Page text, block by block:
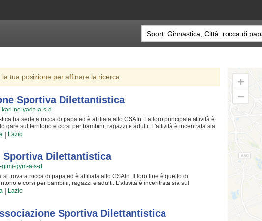
la tua posizione per affinare la ricerca
Sportiva Dilettantistica
kari-no-yado-a-s-d
ha sede a rocca di papa ed è affiliata allo CSAIn. La loro principale attività è
gare sul territorio e corsi per bambini, ragazzi e adulti. L'attività è incentrata sia
atleti sia sulla formazione di quelle qualità personali che si acquisiscono
per questo motivo gli allenatori sono tra i più preparati della zona e sono
Associazione Sportiva Dilettantistica crede fin dalla sua nascita. La
per migliorare e superare i propri limiti personali rendono la ginnastica uno
Kari No Yado Associazione Sportiva Dilettantistica è una grande comunità
istruttori qualificati e un ambiente sereno. Se vuoi iscriverti o semplicemente
mandare un messaggio cliccando sul bottone "Contattaci" presente nella
| Lazio
Sportiva Dilettantistica
gimi-gym-a-s-d
trova a rocca di papa ed è affiliata allo CSAIn. Il loro fine è quello di
e corsi per bambini, ragazzi e adulti. L'attività è incentrata sia sul
atleti sia sulla creazione di quelle qualità personali che si acquisiscono
per questo motivo gli allenatori sono tra i più preparati della provincia e
Gimi Gym Associazione Sportiva Dilettantistica crede fin dalla sua genesi. La
per crescere e superare i propri limiti personali rendono la ginnastica uno
Gimi Gym Associazione Sportiva Dilettantistica è una grande famiglia in cui
| Lazio
Sportiva Dilettantistica